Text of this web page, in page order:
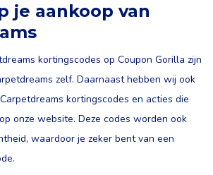
je aankoop van
kortingscodes op Coupon Gorilla zijn
zelf. Daarnaast hebben wij ook
kortingscodes en acties die
onze website. Deze codes worden ook
waardoor je zeker bent van een